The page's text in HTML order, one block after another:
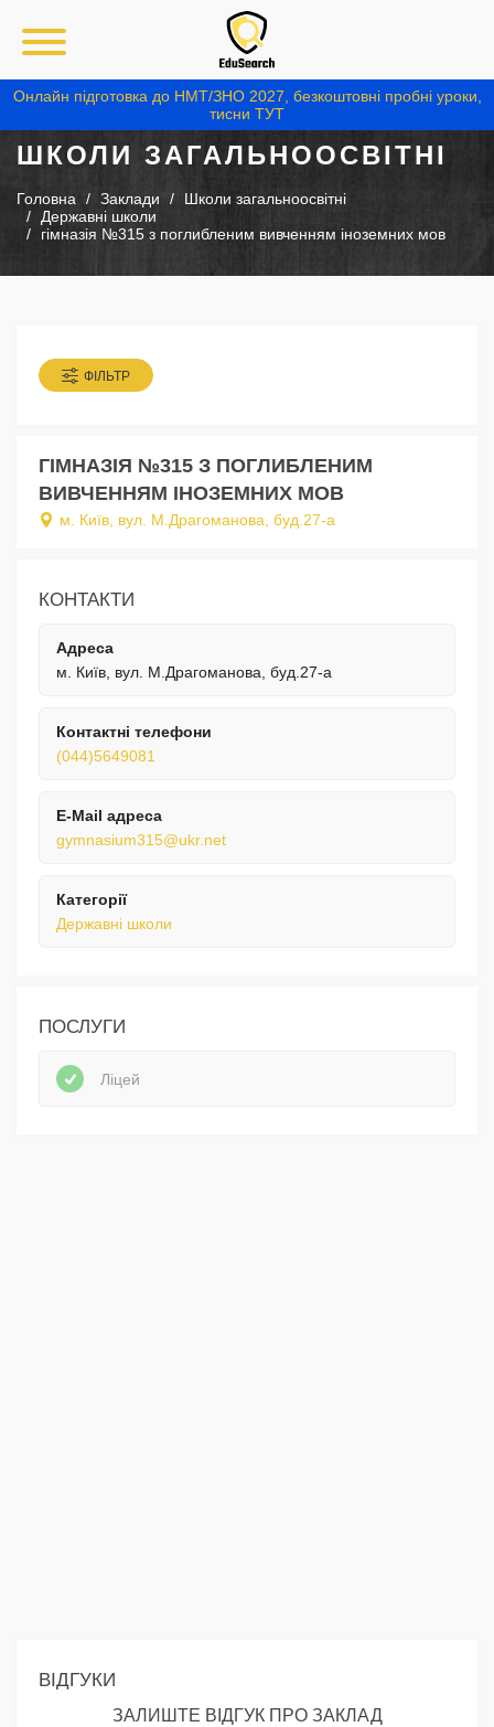
Онлайн підготовка до НМТ/ЗНО 2027, безкоштовні пробні уроки,
тисни ТУТ
ШКОЛИ ЗАГАЛЬНООСВІТНІ
Головна Заклади
Школи загальноосвітні
Державні школи
гімназія №315 з поглибленим вивченням іноземних мов
ФІЛЬТР
ГІМНАЗІЯ №315 З ПОГЛИБЛЕНИМ
ВИВЧЕННЯМ ІНОЗЕМНИХ МОВ
м. Київ, вул. М.Драгоманова, буд.27-а
КОНТАКТИ
Адреса
м. Київ, вул. М.Драгоманова, буд.27-а
Контактні телефони
(044)5649081
E-Mail адреса
gymnasium315@ukr.net
Категорії
Державні школи
ПОСЛУГИ
Ліцей
ВІДГУКИ
ЗАЛИШТЕ ВІДГУК ПРО ЗАКЛАД